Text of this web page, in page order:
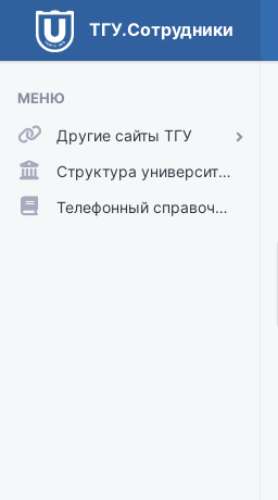
ТГУ.Сотрудники
МЕНЮ
Другие сайты ТГУ
ТГУ.Аккаунты
ТГУ.Расписание
Структура университета
Телефонный справочник